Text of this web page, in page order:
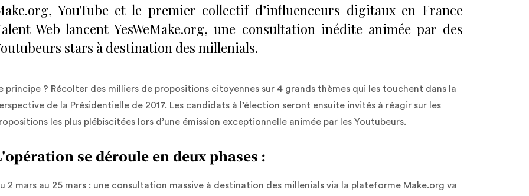
YouTube et le premier collectif d’influenceurs digitaux en France
Web lancent YesWeMake.org, une consultation inédite animée par des
stars à destination des millenials.
principe ? Récolter des milliers de propositions citoyennes sur 4 grands thèmes qui les touchent dans la
de la Présidentielle de 2017. Les candidats à l’élection seront ensuite invités à réagir sur les
les plus plébiscitées lors d’une émission exceptionnelle animée par les Youtubeurs.
se déroule en deux phases :
2 mars au 25 mars : une consultation massive à destination des millenials via la plateforme Make.org va